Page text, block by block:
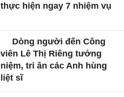
thực hiện ngay 7 nhiệm vụ
Dòng người đến Công
viên Lê Thị Riêng tưởng
niệm, tri ân các Anh hùng
liệt sĩ